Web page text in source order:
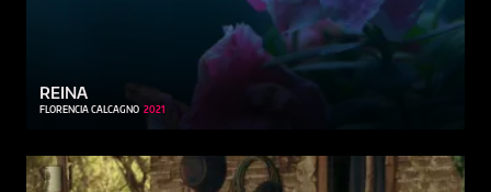
REINA
FLORENCIA CALCAGNO 2021